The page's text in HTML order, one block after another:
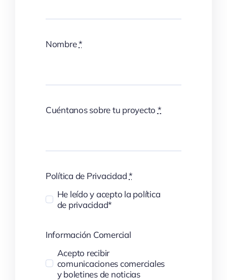
Nombre*
Cuéntanos sobre tu proyecto *
Política de Privacidad*
He leído y acepto la política
de privacidad*
Información Comercial
Acepto recibir
comunicaciones comerciales
y boletines de noticias